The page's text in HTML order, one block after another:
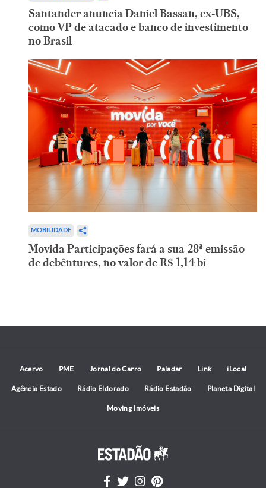
Santander anuncia Daniel Bassan, ex-UBS,
como VP de atacado e banco de investimento
no Brasil
MOBILIDADE
Movida Participações fará a sua 28ª emissão
de debêntures, no valor de R$ 1,14 bi
Acervo PME Jornal do Carro Paladar Link iLocal
Agência Estado Rádio Eldorado Rádio Estadão Planeta Digital
Moving Imóveis